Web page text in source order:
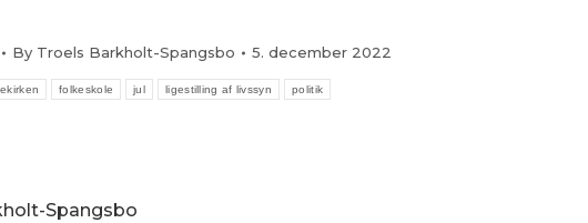
By Troels Barkholt-Spangsbo 5. december 2022
folkeskole jul ligestilling af livssyn politik
Spangsbo